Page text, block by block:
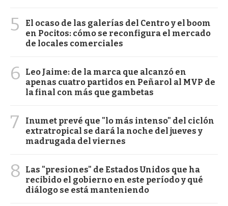
5
El ocaso de las galerías del Centro y el boom
en Pocitos: cómo se reconfigura el mercado
de locales comerciales
6
Leo Jaime: de la marca que alcanzó en
apenas cuatro partidos en Peñarol al MVP de
la final con más que gambetas
7
Inumet prevé que "lo más intenso" del ciclón
extratropical se dará la noche del jueves y
madrugada del viernes
8
Las "presiones" de Estados Unidos que ha
recibido el gobierno en este período y qué
diálogo se está manteniendo